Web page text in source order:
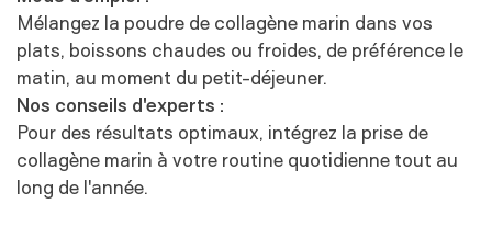
Mélangez la poudre de collagène marin dans vos
plats, boissons chaudes ou froides, de préférence le
matin, au moment du petit-déjeuner.
Nos conseils d'experts :
Pour des résultats optimaux, intégrez la prise de
collagène marin à votre routine quotidienne tout au
long de l'année.